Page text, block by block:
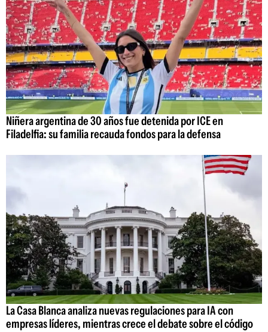
Niñera argentina de 30 años fue detenida por ICE en
Filadelfia: su familia recauda fondos para la defensa
La Casa Blanca analiza nuevas regulaciones para IA con
empresas líderes, mientras crece el debate sobre el código